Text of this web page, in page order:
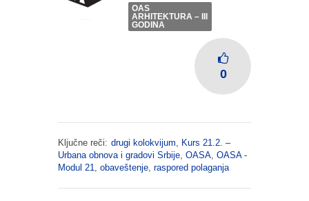
OAS
ARHITEKTURA – III
GODINA
0
Ključne reči: drugi kolokvijum, Kurs 21.2. –
Urbana obnova i gradovi Srbije, OASA, OASA -
Modul 21, obaveštenje, raspored polaganja